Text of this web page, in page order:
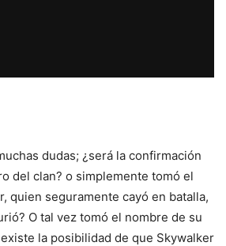
dudas; ¿será la confirmación
del clan? o simplemente tomó el
quien seguramente cayó en batalla,
O tal vez tomó el nombre de su
la posibilidad de que Skywalker